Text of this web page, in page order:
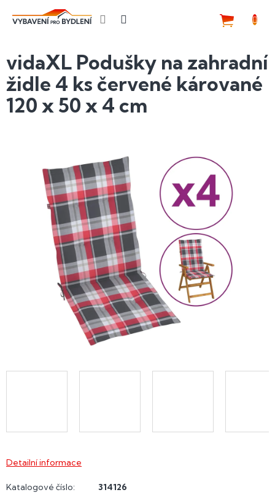
vidaXL Podušky na zahradní
židle 4 ks červené kárované
120 x 50 x 4 cm
Detailní informace
Katalogové číslo:
314126